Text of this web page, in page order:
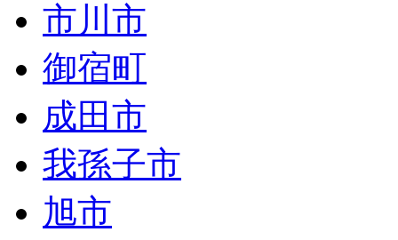
市川市
御宿町
成田市
我孫子市
旭市